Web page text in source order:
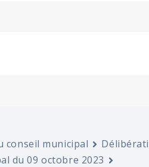
conseil municipal
du 09 octobre 2023